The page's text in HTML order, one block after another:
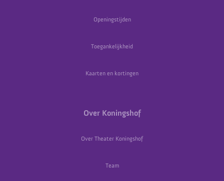
Openingstijden
Toegankelijkheid
Kaarten en kortingen
Over Koningshof
Over Theater Koningshof
Team